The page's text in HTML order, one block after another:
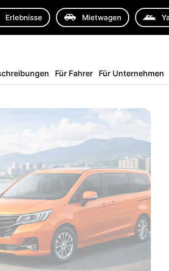
Erlebnisse Mietwagen
Für Fahrer Für Unternehmen